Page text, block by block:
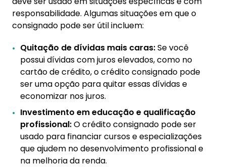
responsabilidade. Algumas situações em que o
consignado pode ser útil incluem:
Quitação de dívidas mais caras:Se você
possui dívidas com juros elevados, como no
cartão de crédito, o crédito consignado pode
ser uma opção para quitar essas dívidas e
economizar nos juros.
Investimento em educação e qualificação
profissional:O crédito consignado pode ser
usado para financiar cursos e especializações
que ajudem no desenvolvimento profissional e
na melhoria da renda.